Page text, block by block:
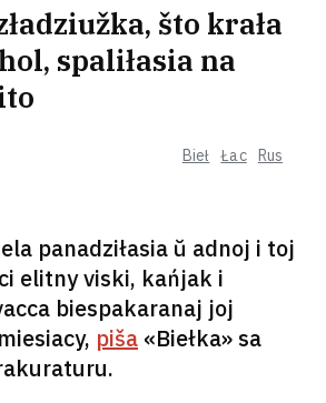
Bieł Łac Rus
što krała
spaliłasia na
panadziłasia ŭ adnoj i toj
elitny viski, kańjak i
biespakaranaj joj
piša «Biełka» sa
byli marnyja. Ja
ludziej, jakija
haradach i nie
Što turystyčny
na